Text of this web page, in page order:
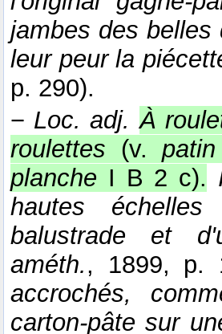
jambes des
leur peur la
p. 290).
− Loc. adj. À
roulettes (v.patin
planche I B 2 c).
hautes
balustrade et
améth., 1899, p.
accrochés,
carton-pâte sur